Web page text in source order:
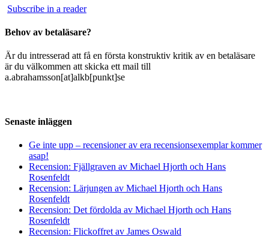
Subscribe in a reader
Behov av betaläsare?
Är du intresserad att få en första konstruktiv kritik av en betaläsare
är du välkommen att skicka ett mail till
a.abrahamsson[at]alkb[punkt]se
Senaste inläggen
Ge inte upp – recensioner av era recensionsexemplar kommer
asap!
Recension: Fjällgraven av Michael Hjorth och Hans
Rosenfeldt
Recension: Lärjungen av Michael Hjorth och Hans
Rosenfeldt
Recension: Det fördolda av Michael Hjorth och Hans
Rosenfeldt
Recension: Flickoffret av James Oswald